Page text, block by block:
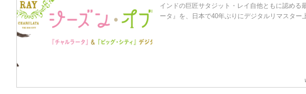
インドの巨匠サタジット・レイ自他ともに認める
ータ』を、日本で40年ぶりにデジタルリマスター